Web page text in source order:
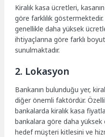
Kiralık kasa ücretleri,
göre farklılık
genellikle daha yüksek
ihtiyaçlarına göre farklı
sunulmaktadır.
2. Lokasyon
Bankanın bulunduğu yer,
diğer önemli faktördür.
bankalarda kiralık kasa
bankalara göre daha yüksek
hedef müşteri kitlesini ve